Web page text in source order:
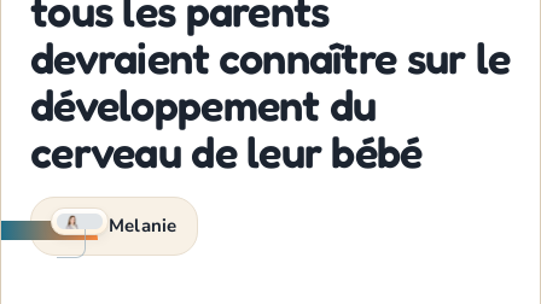
tous les parents
devraient connaître sur le
développement du
cerveau de leur bébé
Melanie